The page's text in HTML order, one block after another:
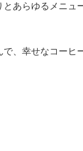
あらゆるメニュ
、幸せなコーヒ